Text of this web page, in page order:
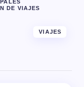
DE VIAJES
VIAJES